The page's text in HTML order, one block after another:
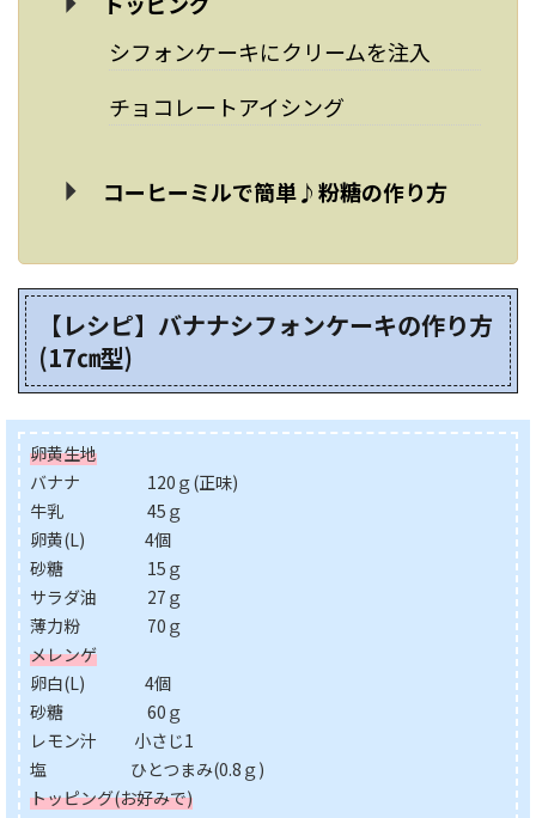
シフォンケーキにクリームを注入
チョコレートアイシング
コーヒーミルで簡単♪粉糖の作り方
【レシピ】バナナシフォンケーキの作り方
(17㎝型)
卵黄生地
バナナ 120ｇ(正味)
牛乳 45ｇ
卵黄(L)
4個
砂糖 15ｇ
サラダ油 27ｇ
薄力粉 70ｇ
メレンゲ
卵白(L)
4個
砂糖 60ｇ
レモン汁 小さじ1
塩 ひとつまみ(0.8ｇ)
トッピング(お好みで)